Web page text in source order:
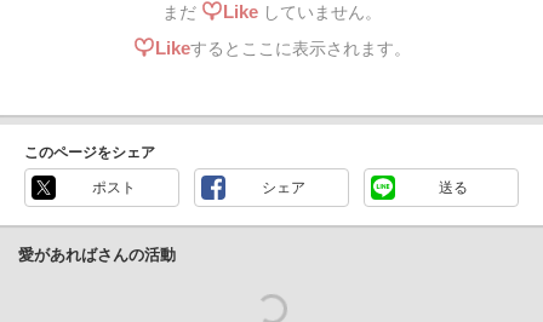
まだ
Likeしていません。
Likeするとここに表示されます。
このページをシェア
ポスト シェア 送る
愛があればさんの活動